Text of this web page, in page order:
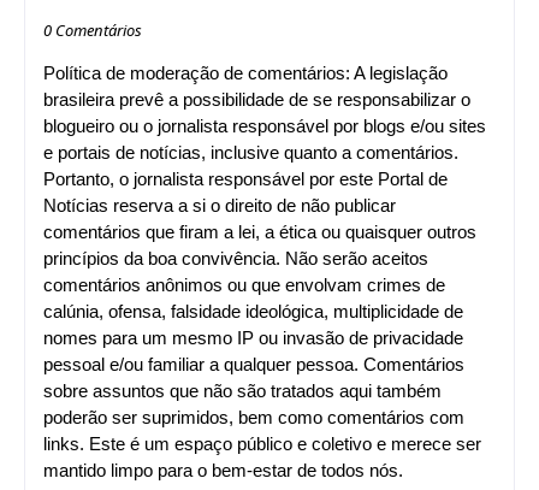
0 Comentários
Política de moderação de comentários: A legislação
brasileira prevê a possibilidade de se responsabilizar o
blogueiro ou o jornalista responsável por blogs e/ou sites
e portais de notícias, inclusive quanto a comentários.
Portanto, o jornalista responsável por este Portal de
Notícias reserva a si o direito de não publicar
comentários que firam a lei, a ética ou quaisquer outros
princípios da boa convivência. Não serão aceitos
comentários anônimos ou que envolvam crimes de
calúnia, ofensa, falsidade ideológica, multiplicidade de
nomes para um mesmo IP ou invasão de privacidade
pessoal e/ou familiar a qualquer pessoa. Comentários
sobre assuntos que não são tratados aqui também
poderão ser suprimidos, bem como comentários com
links. Este é um espaço público e coletivo e merece ser
mantido limpo para o bem-estar de todos nós.